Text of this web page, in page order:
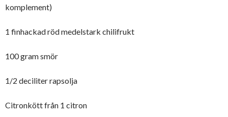
komplement)
1 finhackad röd medelstark chilifrukt
100 gram smör
1/2 deciliter rapsolja
Citronkött från 1 citron